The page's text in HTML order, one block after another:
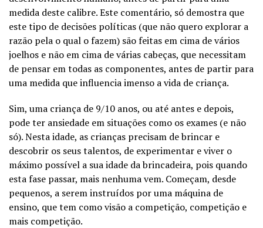
medida deste calibre. Este comentário, só demostra que
este tipo de decisões políticas (que não quero explorar a
razão pela o qual o fazem) são feitas em cima de vários
joelhos e não em cima de várias cabeças, que necessitam
de pensar em todas as componentes, antes de partir para
uma medida que influencia imenso a vida de criança.
Sim, uma criança de 9/10 anos, ou até antes e depois,
pode ter ansiedade em situações como os exames (e não
só). Nesta idade, as crianças precisam de brincar e
descobrir os seus talentos, de experimentar e viver o
máximo possível a sua idade da brincadeira, pois quando
esta fase passar, mais nenhuma vem. Começam, desde
pequenos, a serem instruídos por uma máquina de
ensino, que tem como visão a competição, competição e
mais competição.